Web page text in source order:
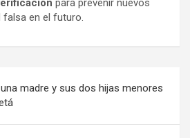
para prevenir nuevos
falsa en el futuro.
madre y sus dos hijas menores